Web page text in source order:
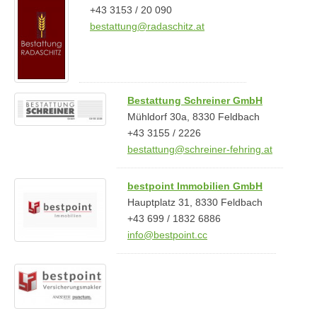
+43 3153 / 20 090
bestattung@radaschitz.at
Bestattung Schreiner GmbH
Mühldorf 30a, 8330 Feldbach
+43 3155 / 2226
bestattung@schreiner-fehring.at
bestpoint Immobilien GmbH
Hauptplatz 31, 8330 Feldbach
+43 699 / 1832 6886
info@bestpoint.cc